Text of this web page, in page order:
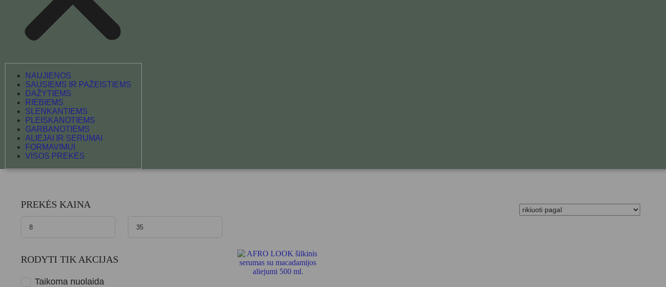
NAUJIENOS
SAUSIEMS IR PAŽEISTIEMS
DAŽYTIEMS
RIEBIEMS
SLENKANTIEMS
PLEISKANOTIEMS
GARBANOTIEMS
ALIEJAI IR SERUMAI
FORMAVIMUI
VISOS PREKĖS
PREKĖS KAINA
RODYTI TIK AKCIJAS
Taikoma nuolaida